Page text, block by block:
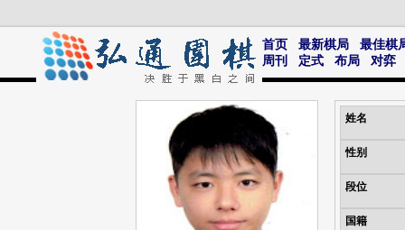
首页 最新棋局
最佳棋
周刊
定式 布局 对弈
姓名
性别
段位
国籍